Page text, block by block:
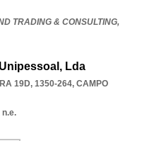
TRADING & CONSULTING,
Lda
19D, 1350-264, CAMPO